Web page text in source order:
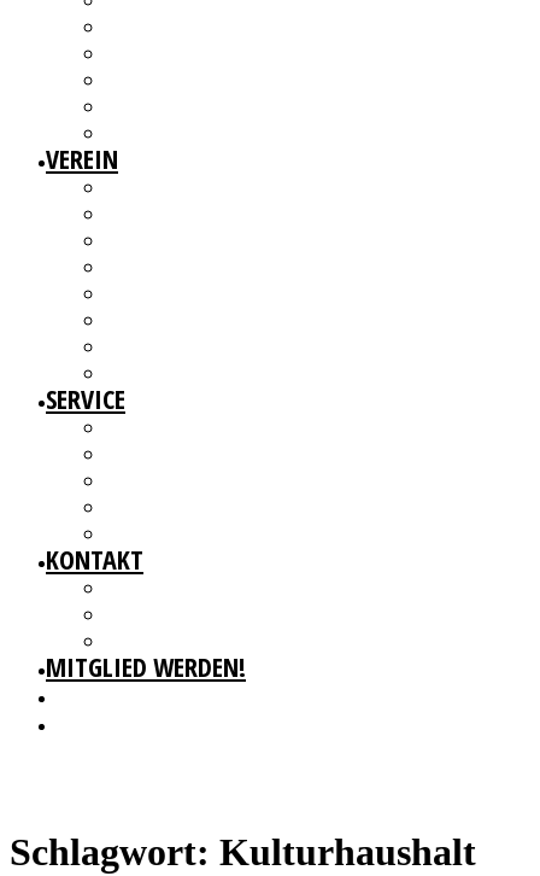
VEREIN
SERVICE
KONTAKT
MITGLIED WERDEN!
Schlagwort: Kulturhaushalt